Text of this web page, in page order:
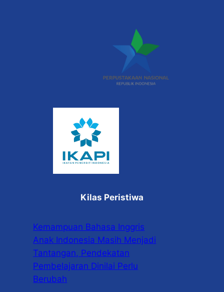
Kilas Peristiwa
Kemampuan Bahasa Inggris
Anak Indonesia Masih Menjadi
Tantangan, Pendekatan
Pembelajaran Dinilai Perlu
Berubah